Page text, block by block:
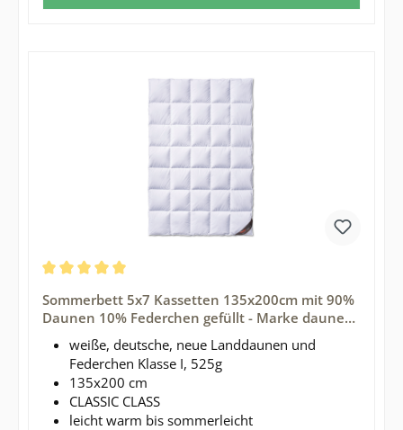
Sommerbett 5x7 Kassetten 135x200cm mit 90%
Daunen 10% Federchen gefüllt - Marke daunen-
federn.de
weiße, deutsche, neue Landdaunen und
Federchen Klasse I, 525g
135x200 cm
CLASSIC CLASS
leicht warm bis sommerleicht